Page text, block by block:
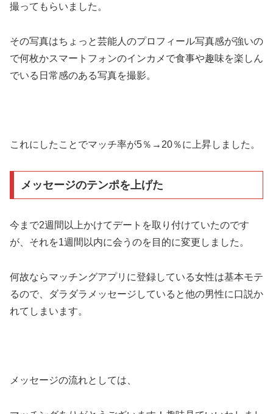
撮ってもらいました。
その写真はちょっと芸能人のプロフィール写真感が強いの
で何枚かスマートフォンのインカメで食事や趣味を楽しん
でいる日常感のある写真を撮影。
これにしたことでマッチ率が5％→20％に上昇しました。
メッセージのテンポを上げた
今まで2週間以上かけてデートを取り付けていたのです
が、それを1週間以内に会うのを目的に変更しました。
何故ならマッチングアプリに登録している女性は基本モテ
るので、ダラダラメッセージしていると他の男性に口説か
れてしまいます。
メッセージの流れとしては、